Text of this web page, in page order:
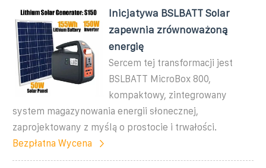
Inicjatywa BSLBATT Solar
zapewnia zrównoważoną
energię
Sercem tej transformacji jest
BSLBATT MicroBox 800,
kompaktowy, zintegrowany
system magazynowania energii słonecznej,
zaprojektowany z myślą o prostocie i trwałości.
Bezpłatna Wycena